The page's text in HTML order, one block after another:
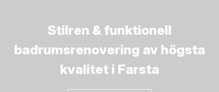
Stilren & funktionell
badrumsrenovering av högsta
kvalitet i Farsta